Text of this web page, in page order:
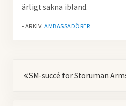
ärligt sakna ibland.
• ARKIV:AMBASSADÖRER
SM-succé för Storuman